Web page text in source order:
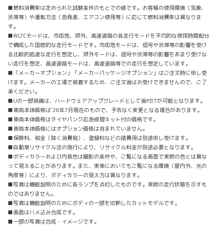
■燃料消費率は定められた試験条件のもとでの値です。お客様の使用環境（気象、
渋滞等）や運転方法（急発進、エアコン使用等）に応じて燃料消費率は異なりま
す。
■WLTCモードは、市街地、郊外、高速道路の各走行モードを平均的な使用時間配分
で構成した国際的な走行モードです。市街地モードは、信号や渋滞等の影響を受け
る比較的低速な走行を想定し、郊外モードは、信号や渋滞等の影響をあまり受けな
い走行を想定、高速道路モードは、高速道路等での走行を想定しています。
■「メーカーオプション」「メーカーパッケージオプション」はご注文時に申し受
けます。メーカーの工場で装着するため、ご注文後はお受けできませんので、ご了
承ください。
■Uの一部装備は、ハードウェアアップグレードとして後付けが可能となります。
■車両本体価格は'26年7月現在のもので、予告なく変更となる場合があります。
■車両本体価格はタイヤパンク応急修理キット付の価格です。
■車両本体価格にはオプション価格は含まれていません。
■保険料、税金（除く消費税）、登録料などの諸費用は別途申し受けます。
■自動車リサイクル法の施行により、リサイクル料金が別途必要となります。
■ボディカラーおよび内装色は撮影の条件や、ご覧になる画面で実際の色とは異な
って見えることがあります。また、実車においてもご覧になる環境（屋内外、光の
角度等）により、ボディカラーの見え方は異なります。
■写真は機能説明のために各ランプを点灯したものです。実際の走行状態を示すも
のではありません。
■写真は機能説明のためにボディの一部を切断したカットモデルです。
■画面はハメ込み合成です。
■一部の写真は合成・イメージです。